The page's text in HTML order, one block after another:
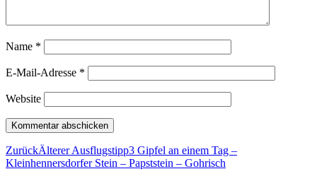
Name *
E-Mail-Adresse *
Website
ZurückÄlterer Ausflugstipp3 Gipfel an einem Tag –
Kleinhennersdorfer Stein – Papststein – Gohrisch